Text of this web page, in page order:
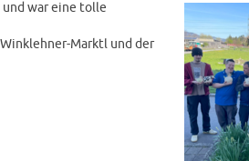
war eine tolle
Marktl und der